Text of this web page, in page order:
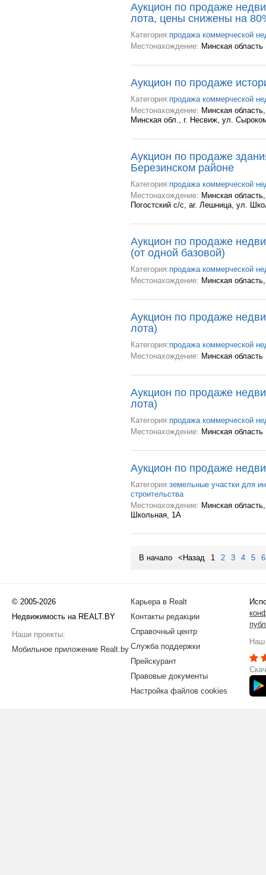
Аукцион по продаже
лота, цены снижены на
Категория:продажа коммерческой
Местонахождение: Минская область
Аукцион по продаже
Категория:продажа коммерческой
Местонахождение: Минская
Минская обл., г. Несвиж, ул.
Аукцион по продаже
Березинском районе
Категория:продажа коммерческой
Местонахождение: Минская
Погостский с/с, аг. Лешница, ул.
Аукцион по продаже
(от одной базовой)
Категория:продажа коммерческой
Местонахождение: Минская
Аукцион по продаже
лота)
Категория:продажа коммерческой
Местонахождение: Минская область
Аукцион по продаже
лота)
Категория:продажа коммерческой
Местонахождение: Минская область
Аукцион по продаже
Категория:земельные участки для
строительства
Местонахождение: Минская
Школьная, 1А
В начало <Назад 1 2 3 4 5 6
© 2005-2026
Недвижимость на REALT.BY
Наши проекты:
Мобильное приложение Realt.by
Карьера в Realt
Контакты редакции
Справочный центр
Служба поддержки
Прейскурант
Правовые документы
Настройка файлов cookies
Наш